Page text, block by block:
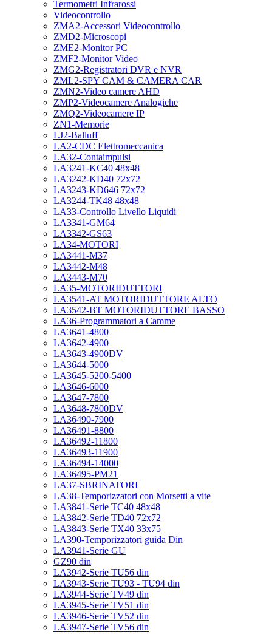
Termometri Infrarossi
Videocontrollo
ZMA2-Accessori Videocontrollo
ZMD2-Microscopi
ZME2-Monitor PC
ZMF2-Monitor Video
ZMG2-Registratori DVR e NVR
ZML2-SPY CAM & CAMERA CAR
ZMN2-Video camere AHD
ZMP2-Videocamere Analogiche
ZMQ2-Videocamere IP
ZN1-Memorie
LJ2-Balluff
LA2-CDC Elettromeccanica
LA32-Contaimpulsi
LA3241-KC40 48x48
LA3242-KD40 72x72
LA3243-KD646 72x72
LA3244-TK48 48x48
LA33-Controllo Livello Liquidi
LA3341-GM64
LA3342-GS63
LA34-MOTORI
LA3441-M37
LA3442-M48
LA3443-M70
LA35-MOTORIDUTTORI
LA3541-AT MOTORIDUTTORE ALTO
LA3542-BT MOTORIDUTTORE BASSO
LA36-Programmatori a Camme
LA3641-4800
LA3642-4900
LA3643-4900DV
LA3644-5000
LA3645-5200-5400
LA3646-6000
LA3647-7800
LA3648-7800DV
LA36490-7900
LA36491-8800
LA36492-11800
LA36493-11900
LA36494-14000
LA36495-PM21
LA37-SBRINATORI
LA38-Temporizzatori con Morsetti a vite
LA3841-Serie TC40 48x48
LA3842-Serie TD40 72x72
LA3843-Serie TX40 33x75
LA390-Temporizzatori guida Din
LA3941-Serie GU
GZ90 din
LA3942-Serie TU56 din
LA3943-Serie TU93 - TU94 din
LA3944-Serie TV49 din
LA3945-Serie TV51 din
LA3946-Serie TV52 din
LA3947-Serie TV56 din